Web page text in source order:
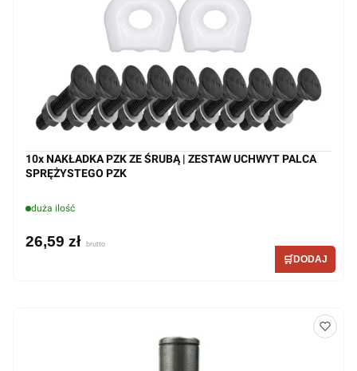
10x NAKŁADKA PZK ZE ŚRUBĄ | ZESTAW UCHWYT PALCA
SPRĘŻYSTEGO PZK
duża ilość
26,59 zł